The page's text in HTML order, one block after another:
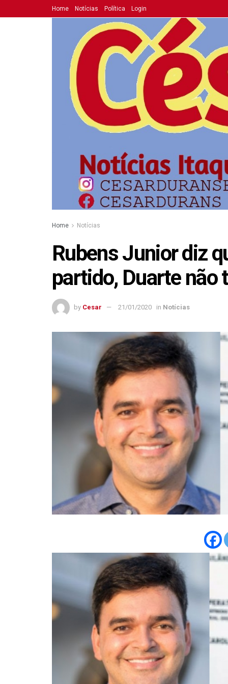
Home Notícias Política Login
Home Notícias
Rubens Junior diz
partido, Duarte não
by Cesar 21/01/2020 in Notícias